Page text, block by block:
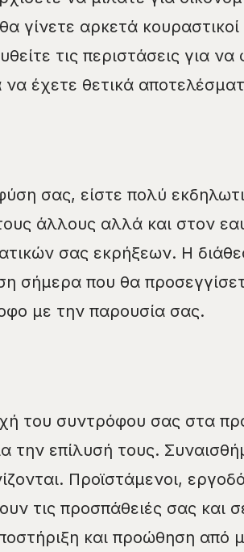
γίνετε αρκετά
τις περιστάσεις για
να έχετε θετικά
σας, είστε πολύ
άλλους αλλά και στον
σας εκρήξεων. Η
σήμερα που θα
με την παρουσία σας.
του συντρόφου σας στα
την επίλυσή τους.
Προϊστάμενοι,
τις προσπάθειές σας και
και προώθηση από